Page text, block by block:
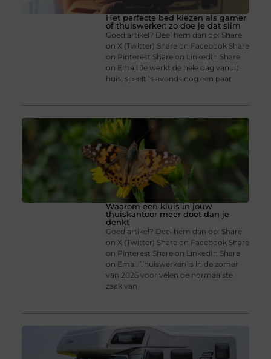
Het perfecte bed kiezen als gamer
of thuiswerker: zo doe je dat slim
Goed artikel? Deel hem dan op: Share
on X (Twitter) Share on Facebook Share
on Pinterest Share on LinkedIn Share
on Email Je werkt de hele dag vanuit
huis, speelt ’s avonds nog een paar
Waarom een kluis in jouw
thuiskantoor meer doet dan je
denkt
Goed artikel? Deel hem dan op: Share
on X (Twitter) Share on Facebook Share
on Pinterest Share on LinkedIn Share
on Email Thuiswerken is in de zomer
van 2026 voor velen de normaalste
zaak van